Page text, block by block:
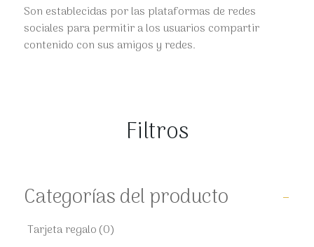
Son establecidas por las plataformas de redes
sociales para permitir a los usuarios compartir
contenido con sus amigos y redes.
Filtros
Categorías del producto -
Tarjeta regalo(0)